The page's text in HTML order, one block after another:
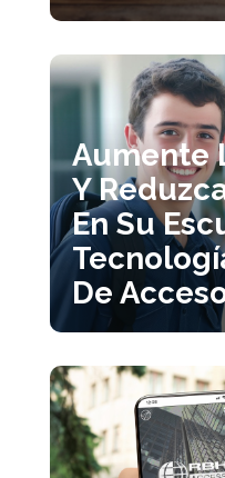
Aumente
Y
En Su
De